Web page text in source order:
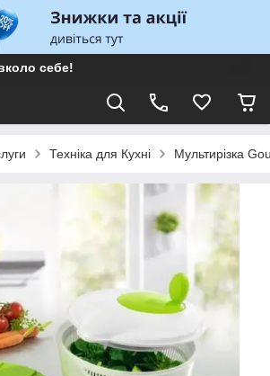
себе!
Техніка для Кухні Мультирізка